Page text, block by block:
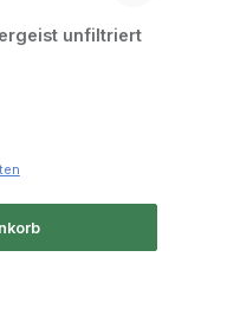
unfiltriert